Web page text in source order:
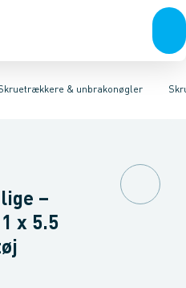
RørværktøjBits & toppe Bor
& unbrakonøgler
& unbrakonøglerMejsler mm.
Skruetrækkere med
–
x 5.5